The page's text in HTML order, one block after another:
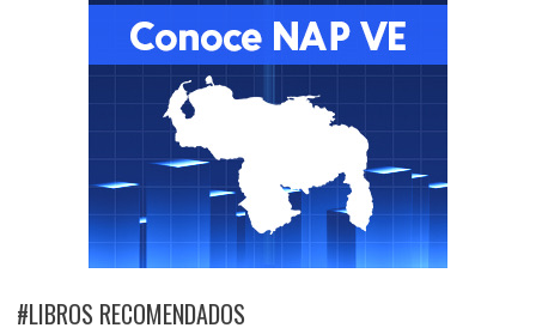
#LIBROS RECOMENDADOS